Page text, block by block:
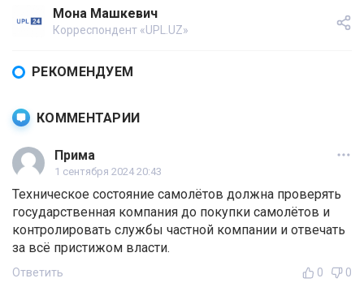
Мона Машкевич
Корреспондент «UPL.UZ»
РЕКОМЕНДУЕМ
КОММЕНТАРИИ
Прима
1 сентября 2024 20:43
Техническое состояние самолётов должна проверять
государственная компания до покупки самолётов и
контролировать службы частной компании и отвечать
за всё пристижом власти.
Ответить 0 0